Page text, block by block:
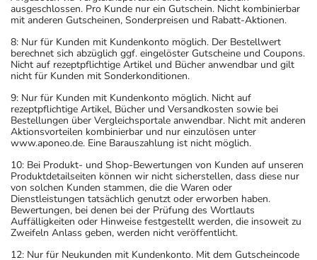
ausgeschlossen. Pro Kunde nur ein Gutschein. Nicht kombinierbar
mit anderen Gutscheinen, Sonderpreisen und Rabatt-Aktionen.
8: Nur für Kunden mit Kundenkonto möglich. Der Bestellwert
berechnet sich abzüglich ggf. eingelöster Gutscheine und Coupons.
Nicht auf rezeptpflichtige Artikel und Bücher anwendbar und gilt
nicht für Kunden mit Sonderkonditionen.
9: Nur für Kunden mit Kundenkonto möglich. Nicht auf
rezeptpflichtige Artikel, Bücher und Versandkosten sowie bei
Bestellungen über Vergleichsportale anwendbar. Nicht mit anderen
Aktionsvorteilen kombinierbar und nur einzulösen unter
www.aponeo.de. Eine Barauszahlung ist nicht möglich.
10: Bei Produkt- und Shop-Bewertungen von Kunden auf unseren
Produktdetailseiten können wir nicht sicherstellen, dass diese nur
von solchen Kunden stammen, die die Waren oder
Dienstleistungen tatsächlich genutzt oder erworben haben.
Bewertungen, bei denen bei der Prüfung des Wortlauts
Auffälligkeiten oder Hinweise festgestellt werden, die insoweit zu
Zweifeln Anlass geben, werden nicht veröffentlicht.
12: Nur für Neukunden mit Kundenkonto. Mit dem Gutscheincode